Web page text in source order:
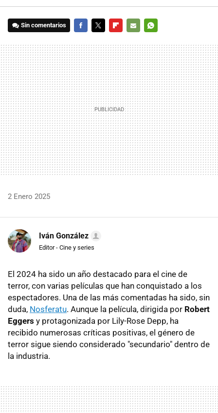
Sin comentarios
MAIL
2 Enero 2025
Iván González
Editor - Cine y series
El 2024 ha sido un año destacado para el cine de
terror, con varias películas que han conquistado a los
espectadores. Una de las más comentadas ha sido, sin
duda, Nosferatu. Aunque la película, dirigida por Robert
Eggers y protagonizada por Lily-Rose Depp, ha
recibido numerosas críticas positivas, el género de
terror sigue siendo considerado "secundario" dentro de
la industria.